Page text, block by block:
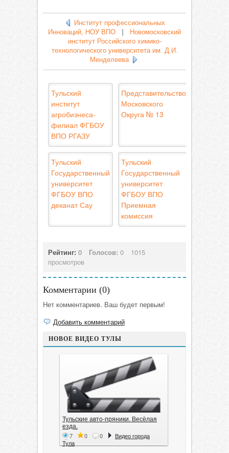
Институт профессиональных
Инноваций, НОУ ВПО
Новомосковский
институт Российского химико-
технологического университета им. Д.И.
Менделеева
Тульский
институт
агробизнеса-
филиал ФГБОУ
ВПО РГАЗУ
Представительство
Московского
Округа № 13
Тульский
Государственный
университет
ФГБОУ ВПО
деканат Сау
Тульский
Государственный
университет
ФГБОУ ВПО
Приемная
комиссия
Рейтинг: 0 Голосов: 0
1015
просмотров
Комментарии (0)
Нет комментариев. Ваш будет первым!
Добавить комментарий
НОВОЕ ВИДЕО ТУЛЫ
Тульские авто-пряники. Весёлая
езда.
7 0 0
Видео города
Тула